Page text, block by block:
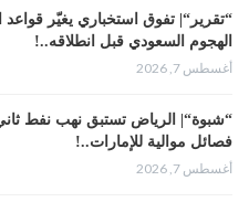
“تقرير“| تفوق استخباري يغيّر
الهجوم السعودي قبل انطلاقه..!
أغسطس 7, 2026
“شبوة“| الرياض تستبق نهب نفط
فصائل موالية للإمارات..!
أغسطس 7, 2026